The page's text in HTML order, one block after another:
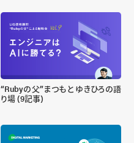
“Rubyの父”まつもと ゆきひろの語
り場 (9記事)